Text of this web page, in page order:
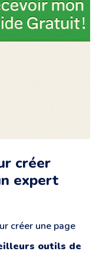
créer
expert
créer une page
outils de